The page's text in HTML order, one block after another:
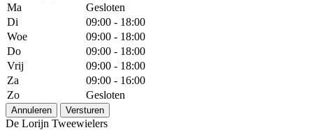
Ma
Gesloten
Di
09:00 - 18:00
Woe
09:00 - 18:00
Do
09:00 - 18:00
Vrij
09:00 - 18:00
Za
09:00 - 16:00
Zo
Gesloten
Annuleren Versturen
De Lorijn Tweewielers